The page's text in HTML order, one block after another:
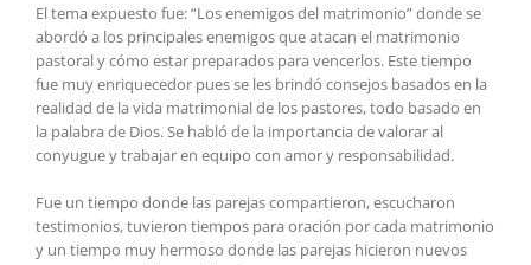
El tema expuesto fue: “Los enemigos del matrimonio” donde se
abordó a los principales enemigos que atacan el matrimonio
pastoral y cómo estar preparados para vencerlos. Este tiempo
fue muy enriquecedor pues se les brindó consejos basados en la
realidad de la vida matrimonial de los pastores, todo basado en
la palabra de Dios. Se habló de la importancia de valorar al
conyugue y trabajar en equipo con amor y responsabilidad.
Fue un tiempo donde las parejas compartieron, escucharon
testimonios, tuvieron tiempos para oración por cada matrimonio
y un tiempo muy hermoso donde las parejas hicieron nuevos